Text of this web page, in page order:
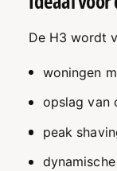
De H3 wordt
woningen
opslag van
peak